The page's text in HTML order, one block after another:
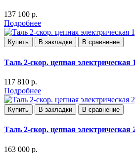
137 100 р.
Подробнее
Купить В закладки В сравнение
Таль 2-скор. цепная
117 810 р.
Подробнее
Купить В закладки В сравнение
Таль 2-скор. цепная
163 000 р.